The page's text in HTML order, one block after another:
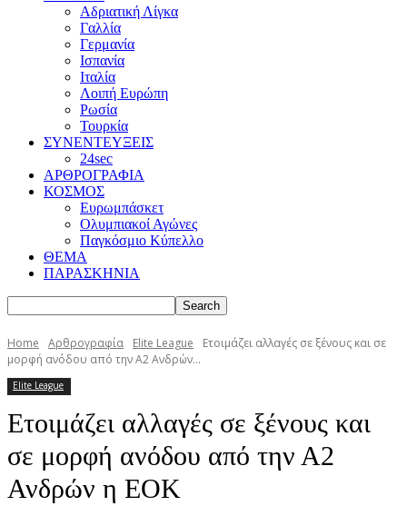
Αδριατική Λίγκα
Γαλλία
Γερμανία
Ισπανία
Ιταλία
Λοιπή Ευρώπη
Ρωσία
Τουρκία
ΣΥΝΕΝΤΕΥΞΕΙΣ
24sec
ΑΡΘΡΟΓΡΑΦΙΑ
ΚΟΣΜΟΣ
Ευρωμπάσκετ
Ολυμπιακοί Αγώνες
Παγκόσμιο Κύπελλο
ΘΕΜΑ
ΠΑΡΑΣΚΗΝΙΑ
Home Αρθρογραφία Elite League
Ετοιμάζει αλλαγές σε ξένους και σε
μορφή ανόδου από την Α2 Ανδρών...
Elite League
Ετοιμάζει αλλαγές σε ξένους και
σε μορφή ανόδου από την Α2
Ανδρών η ΕΟΚ